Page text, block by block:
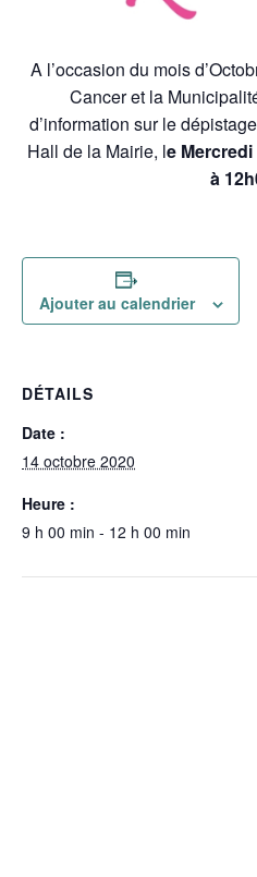
A l’occasion du mois
Cancer et la
d’information sur le
Hall de la Mairie, le
à
Ajouter au calendrier
DÉTAILS
Date :
14 octobre 2020
Heure :
9 h 00 min - 12 h 00 min